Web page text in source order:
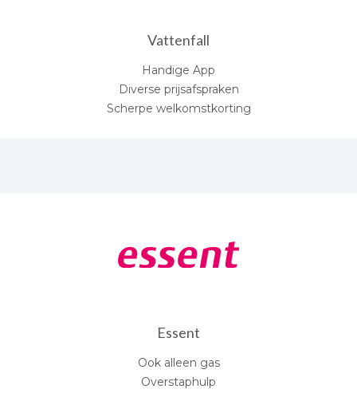
Vattenfall
Handige App
Diverse prijsafspraken
Scherpe welkomstkorting
Essent
Ook alleen gas
Overstaphulp